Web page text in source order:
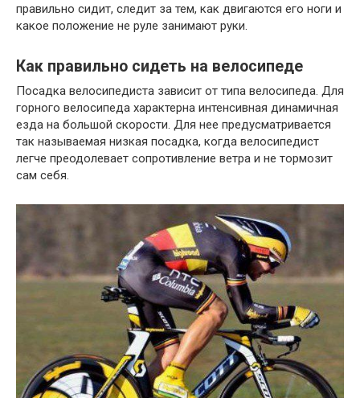
правильно сидит, следит за тем, как двигаются его ноги и
какое положение не руле занимают руки.
Как правильно сидеть на велосипеде
Посадка велосипедиста зависит от типа велосипеда. Для
горного велосипеда характерна интенсивная динамичная
езда на большой скорости. Для нее предусматривается
так называемая низкая посадка, когда велосипедист
легче преодолевает сопротивление ветра и не тормозит
сам себя.